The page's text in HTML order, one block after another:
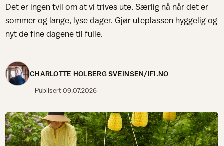
Det er ingen tvil om at vi trives ute. Særlig nå når det er
sommer og lange, lyse dager. Gjør uteplassen hyggelig og
nyt de fine dagene til fulle.
CHARLOTTE HOLBERG SVEINSEN/IFI.NO
Publisert09.07.2026